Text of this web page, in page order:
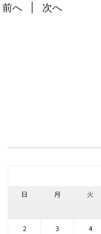
前へ 次へ
日
月 火
2
3 4